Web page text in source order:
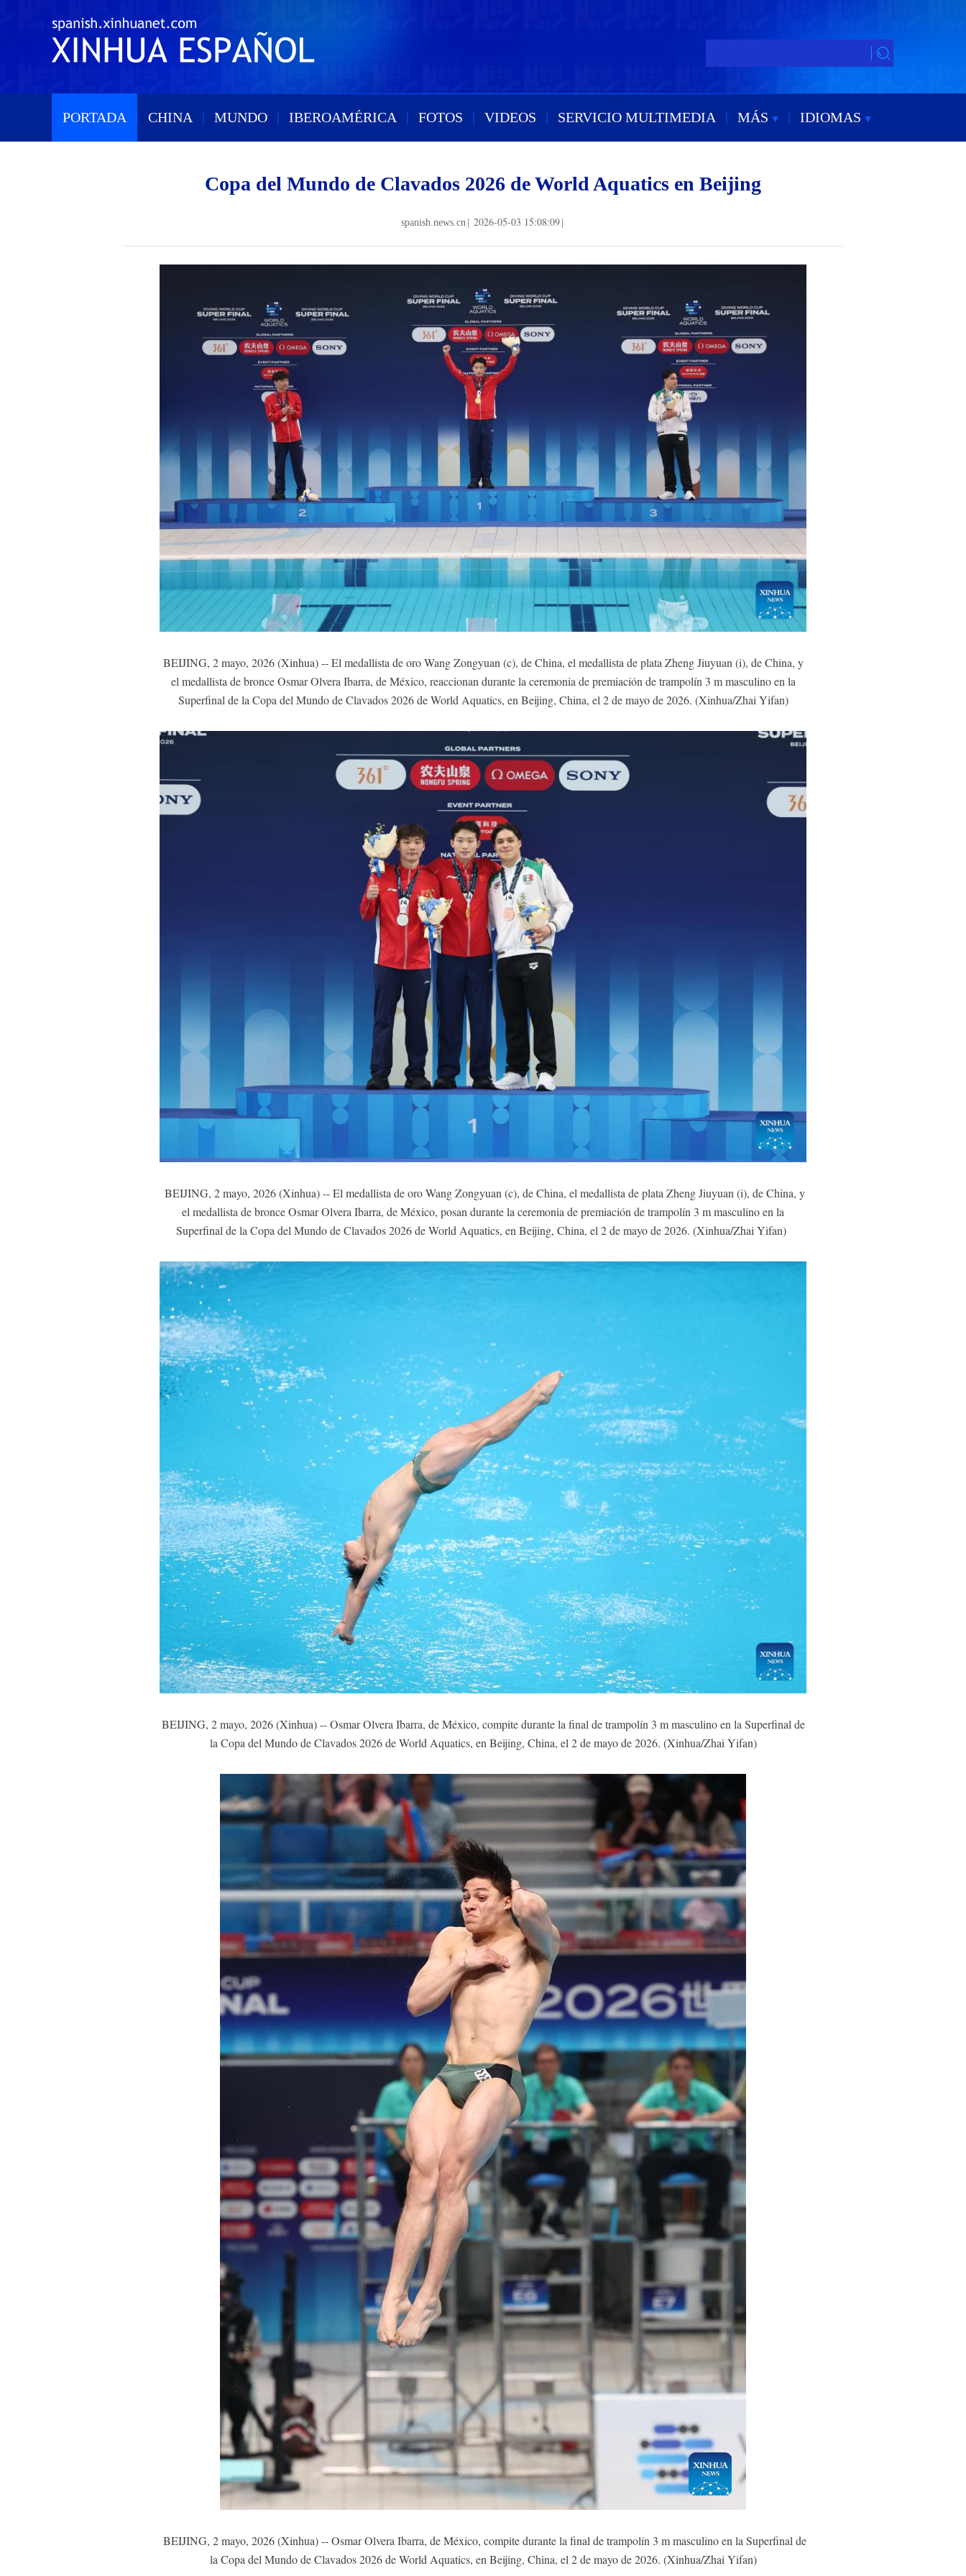
PORTADA | CHINA | MUNDO | IBEROAMÉRICA | FOTOS | VIDEOS | SERVICIO MULTIMEDIA | MÁS | IDIOMAS
Copa del Mundo de Clavados 2026 de World Aquatics en Beijing
spanish.news.cn 2026-05-03 15:08:09
BEIJING, 2 mayo, 2026 (Xinhua) -- El medallista de oro Wang Zongyuan (c), de China, el medallista de plata Zheng Jiuyuan (i), de China, y
el medallista de bronce Osmar Olvera Ibarra, de México, reaccionan durante la ceremonia de premiación de trampolín 3 m masculino en la
Superfinal de la Copa del Mundo de Clavados 2026 de World Aquatics, en Beijing, China, el 2 de mayo de 2026. (Xinhua/Zhai Yifan)
BEIJING, 2 mayo, 2026 (Xinhua) -- El medallista de oro Wang Zongyuan (c), de China, el medallista de plata Zheng Jiuyuan (i), de China, y
el medallista de bronce Osmar Olvera Ibarra, de México, posan durante la ceremonia de premiación de trampolín 3 m masculino en la
Superfinal de la Copa del Mundo de Clavados 2026 de World Aquatics, en Beijing, China, el 2 de mayo de 2026. (Xinhua/Zhai Yifan)
BEIJING, 2 mayo, 2026 (Xinhua) -- Osmar Olvera Ibarra, de México, compite durante la final de trampolín 3 m masculino en la Superfinal de
la Copa del Mundo de Clavados 2026 de World Aquatics, en Beijing, China, el 2 de mayo de 2026. (Xinhua/Zhai Yifan)
BEIJING, 2 mayo, 2026 (Xinhua) -- Osmar Olvera Ibarra, de México, compite durante la final de trampolín 3 m masculino en la Superfinal de
la Copa del Mundo de Clavados 2026 de World Aquatics, en Beijing, China, el 2 de mayo de 2026. (Xinhua/Zhai Yifan)